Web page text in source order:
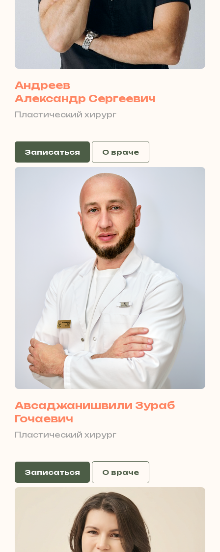
Андреев
Александр Сергеевич
Пластический хирург
Записаться О враче
Авсаджанишвили Зураб
Гочаевич
Пластический хирург
Записаться О враче